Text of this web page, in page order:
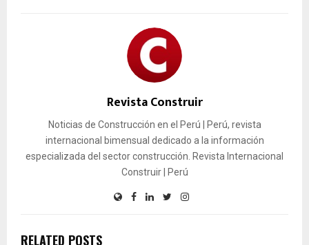
Revista Construir
Noticias de Construcción en el Perú | Perú, revista
internacional bimensual dedicado a la información
especializada del sector construcción. Revista Internacional
Construir | Perú
RELATED POSTS